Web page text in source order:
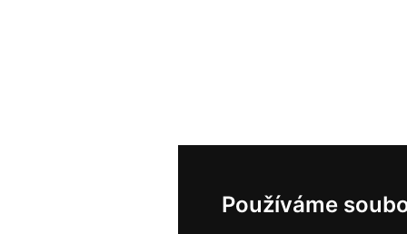
Používáme